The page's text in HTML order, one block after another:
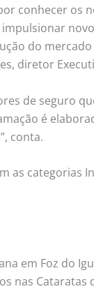
conhecer os
do
diretor
de seguro
é
conta.
as categorias
em Foz do
nas Cataratas